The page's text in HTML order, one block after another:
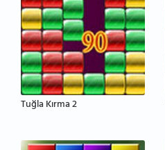
Tuğla Kırma 2